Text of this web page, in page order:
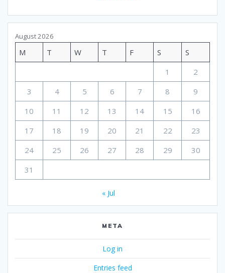
August 2026
M T W T F S
S
1
2
3
4 5 6 7 8
9
10
11 12 13 14 15
16
17
18 19 20 21 22
23
24
25 26 27 28 29
30
31
« Jul
META
Log in
Entries feed